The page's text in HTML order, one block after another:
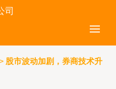
司
股市波动加剧，券商技术升